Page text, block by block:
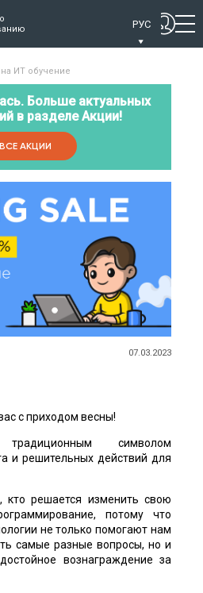
РУС
ИТ обучение
Больше актуальных
в разделе Акции!
ВСЕ АКЦИИ
07.03.2023
с приходом весны!
символом
и решительных действий для
решается изменить свою
потому что
не только помогают нам
самые разные вопросы, но и
вознаграждение за